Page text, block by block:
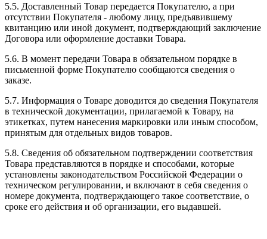
5.5. Доставленный Товар передается Покупателю, а при
отсутствии Покупателя - любому лицу, предъявившему
квитанцию или иной документ, подтверждающий заключение
Договора или оформление доставки Товара.
5.6. В момент передачи Товара в обязательном порядке в
письменной форме Покупателю сообщаются сведения о
заказе.
5.7. Информация о Товаре доводится до сведения Покупателя
в технической документации, прилагаемой к Товару, на
этикетках, путем нанесения маркировки или иным способом,
принятым для отдельных видов товаров.
5.8. Сведения об обязательном подтверждении соответствия
Товара представляются в порядке и способами, которые
установлены законодательством Российской Федерации о
техническом регулировании, и включают в себя сведения о
номере документа, подтверждающего такое соответствие, о
сроке его действия и об организации, его выдавшей.